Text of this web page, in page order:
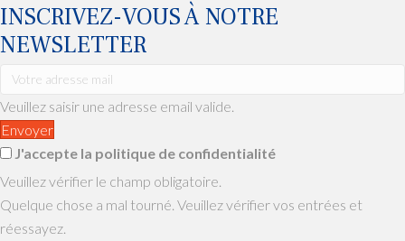
INSCRIVEZ-VOUS À NOTRE
NEWSLETTER
Veuillez saisir une adresse email valide.
Envoyer
J'accepte la politique de confidentialité
Veuillez vérifier le champ obligatoire.
Quelque chose a mal tourné. Veuillez vérifier vos entrées et
réessayez.